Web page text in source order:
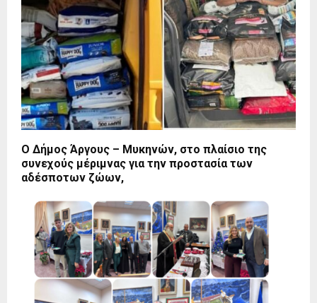
Ο Δήμος Άργους – Μυκηνών, στο πλαίσιο της
συνεχούς μέριμνας για την προστασία των
αδέσποτων ζώων,